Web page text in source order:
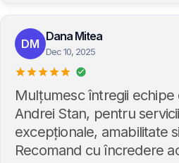
DM
Dana Mitea
Dec 10, 2025
Mulțumesc întregii echipe
Andrei Stan, pentru
excepționale, amabilitate
Recomand cu încredere